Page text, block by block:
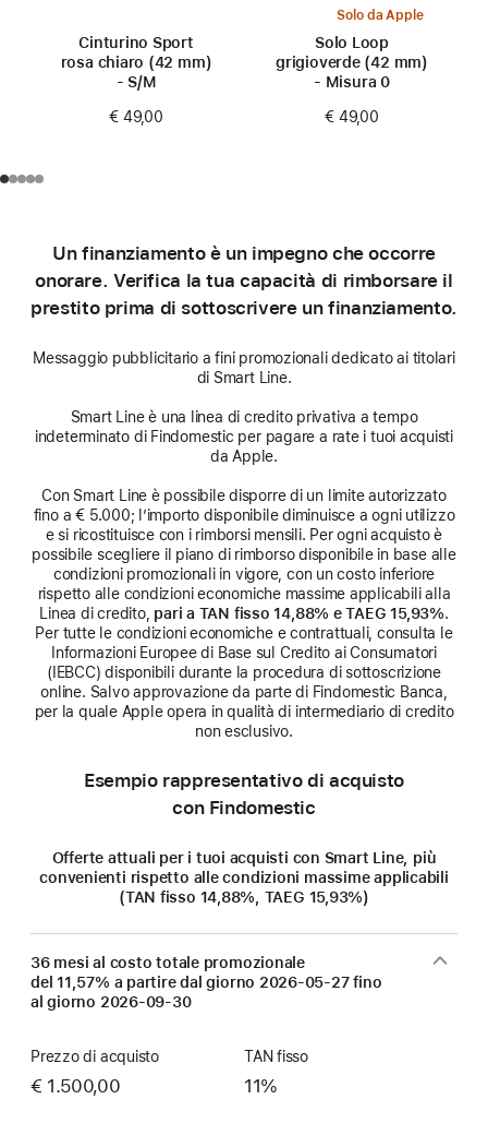
Cinturino Sport
rosa chiaro (42 mm)
- S/M
€ 49,00
Solo da Apple
Solo Loop
grigioverde (42 mm)
- Misura 0
€ 49,00
Un finanziamento è un impegno che occorre
onorare. Verifica la tua capacità di rimborsare il
prestito prima di sottoscrivere un finanziamento.
Messaggio pubblicitario a fini promozionali dedicato ai titolari
di Smart Line.
Smart Line è una linea di credito privativa a tempo
indeterminato di Findomestic per pagare a rate i tuoi acquisti
da Apple.
Con Smart Line è possibile disporre di un limite autorizzato
fino a € 5.000; l’importo disponibile diminuisce a ogni utilizzo
e si ricostituisce con i rimborsi mensili. Per ogni acquisto è
possibile scegliere il piano di rimborso disponibile in base alle
condizioni promozionali in vigore, con un costo inferiore
rispetto alle condizioni economiche massime applicabili alla
Linea di credito, pari a TAN fisso 14,88% e TAEG 15,93%.
Per tutte le condizioni economiche e contrattuali, consulta le
Informazioni Europee di Base sul Credito ai Consumatori
(IEBCC) disponibili durante la procedura di sottoscrizione
online. Salvo approvazione da parte di Findomestic Banca,
per la quale Apple opera in qualità di intermediario di credito
non esclusivo.
Esempio rappresentativo di acquisto
con Findomestic
Offerte attuali per i tuoi acquisti con Smart Line, più
convenienti rispetto alle condizioni massime applicabili
(TAN fisso 14,88%, TAEG 15,93%)
36 mesi al costo totale promozionale
del 11,57% a partire dal giorno 2026-05-27fino
al giorno 2026-09-30
Prezzo di acquisto
€ 1.500,00
TAN fisso
11%